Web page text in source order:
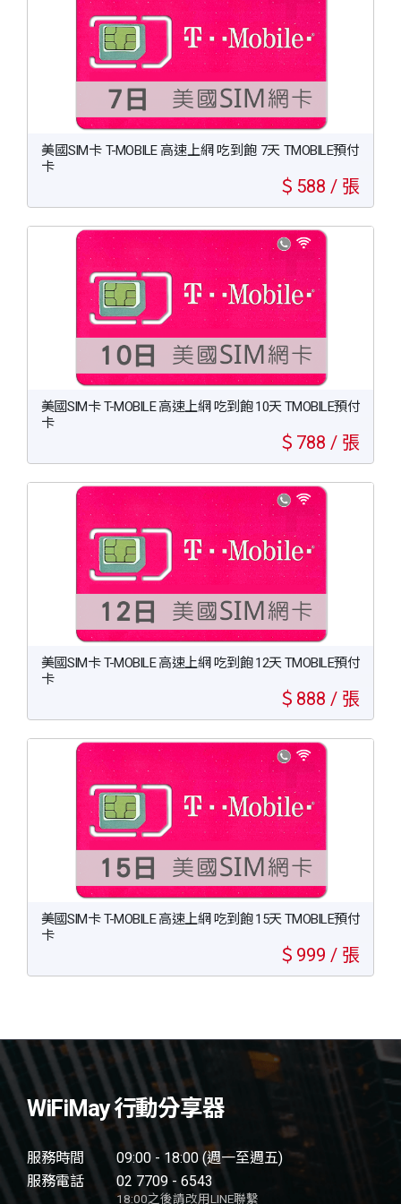
美國SIM卡 T-MOBILE 高速上網 吃到飽 7天 TMOBILE預付
卡
＄588 / 張
美國SIM卡 T-MOBILE 高速上網 吃到飽 10天 TMOBILE預付
卡
＄788 / 張
美國SIM卡 T-MOBILE 高速上網 吃到飽 12天 TMOBILE預付
卡
＄888 / 張
美國SIM卡 T-MOBILE 高速上網 吃到飽 15天 TMOBILE預付
卡
＄999 / 張
WiFiMay 行動分享器
服務時間
09:00 - 18:00 (週一至週五)
服務電話
02 7709 - 6543
18:00之後請改用LINE聯繫